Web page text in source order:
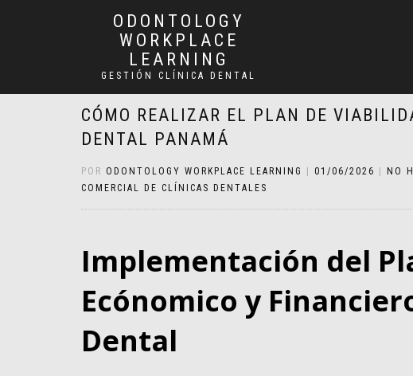
ODONTOLOGY
WORKPLACE
LEARNING
GESTIÓN CLÍNICA DENTAL
CÓMO REALIZAR EL PLAN DE
DENTAL PANAMÁ
POR ODONTOLOGY WORKPLACE LEARNING 01/06/2026 NO
COMERCIAL DE CLÍNICAS DENTALES
Implementación del
Ecónomico y
Dental